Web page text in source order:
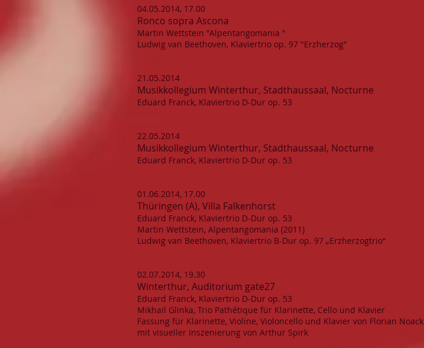
04.05.2014, 17.00
Ronco sopra Ascona
Martin Wettstein "Alpentangomania "
Ludwig van Beethoven, Klaviertrio op. 97 "Erzherzog"
21.05.2014
Musikkollegium Winterthur, Stadthaussaal, Nocturne
Eduard Franck, Klaviertrio D-Dur op. 53
22.05.2014
Musikkollegium Winterthur, Stadthaussaal, Nocturne
Eduard Franck, Klaviertrio D-Dur op. 53
01.06.2014, 17.00
Thüringen (A), Villa Falkenhorst
Eduard Franck, Klaviertrio D-Dur op. 53
Martin Wettstein, Alpentangomania (2011)
Ludwig van Beethoven, Klaviertrio B-Dur op. 97 „Erzherzogtrio“
02.07.2014, 19.30
Winterthur, Auditorium gate27
Eduard Franck, Klaviertrio D-Dur op. 53
Mikhail Glinka, Trio Pathétique für Klarinette, Cello und Klavier
Fassung für Klarinette, Violine, Violoncello und Klavier von Florian Noack
mit visueller Inszenierung von Arthur Spirk